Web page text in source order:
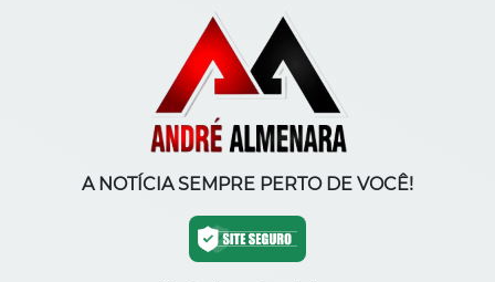
A NOTÍCIA SEMPRE PERTO DE VOCÊ!